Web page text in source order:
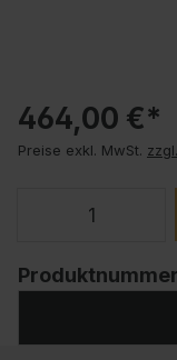
464,00 €*
Preise exkl. MwSt.